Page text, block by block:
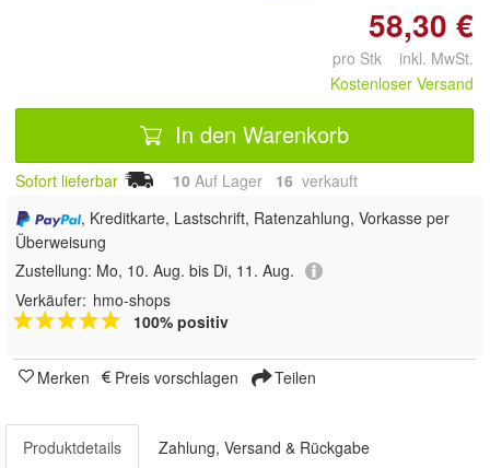
58,30 €
pro Stk inkl. MwSt.
Kostenloser Versand
In den Warenkorb
Sofort lieferbar 10 Auf Lager 16 verkauft
, Kreditkarte, Lastschrift, Ratenzahlung, Vorkasse per
Überweisung
Zustellung: Mo, 10. Aug. bis Di, 11. Aug.
Verkäufer: hmo-shops
100% positiv
Merken Preis vorschlagen Teilen
Produktdetails Zahlung, Versand & Rückgabe